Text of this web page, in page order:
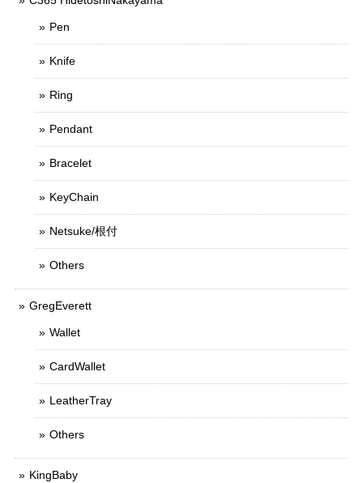
Pen
Knife
Ring
Pendant
Bracelet
KeyChain
Netsuke/根付
Others
GregEverett
Wallet
CardWallet
LeatherTray
Others
KingBaby